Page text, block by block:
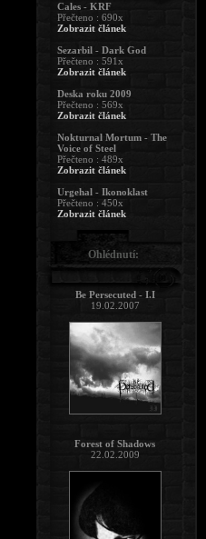
Cales - KRF
Přečteno : 690x
Zobrazit článek
Sezarbil - Dark God
Přečteno : 591x
Zobrazit článek
Deska roku 2009
Přečteno : 569x
Zobrazit článek
Nokturnal Mortum - The
Voice of Steel
Přečteno : 489x
Zobrazit článek
Urgehal - Ikonoklast
Přečteno : 450x
Zobrazit článek
Ohlédnutí:
Be Persecuted - I.I
19.02.2007
Forest of Shadows
22.02.2009